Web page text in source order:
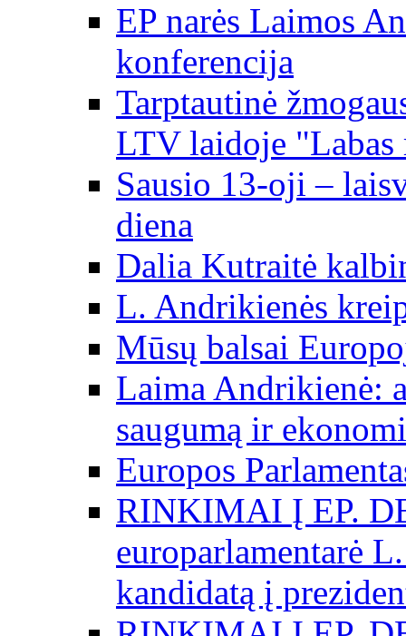
EP narės Laimos
konferencija
Tarptautinė
LTV laidoje
Sausio 13-oji –
diena
Dalia Kutraitė
L. Andrikienės
Mūsų balsai
Laima Andrikienė:
saugumą ir
Europos
RINKIMAI Į EP.
europarlamentarė
kandidatą į